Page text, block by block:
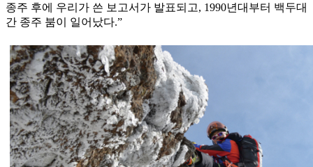
종주 후에 우리가 쓴 보고서가 발표되고, 1990년대부터 백두대
간 종주 붐이 일어났다.”